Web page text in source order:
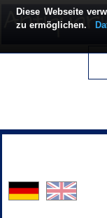
Diese Webseite
zu ermöglichen.